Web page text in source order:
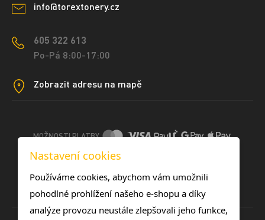
info@torextonery.cz
605 322 613
Po-Pá 8:00-17:00
Zobrazit adresu na mapě
MOŽNOSTI PLATBY
DOPRAVNÍ METODY
Nastavení cookies
Používáme cookies, abychom vám umožnili
pohodlné prohlížení našeho e-shopu a díky
analýze provozu neustále zlepšovali jeho funkce,